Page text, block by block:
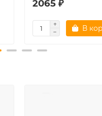
2065 ₽
В